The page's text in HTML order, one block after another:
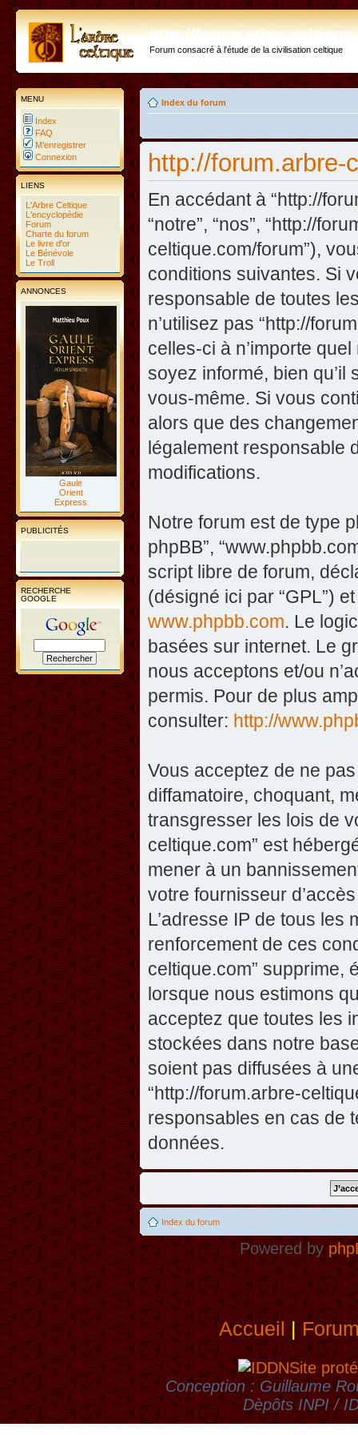
http://forum.arbre-
Forum consacré à l'étude de la civilisation celtique
MENU
Index
FAQ
M’enregistrer
Connexion
LIENS
L'Arbre Celtique
L'encyclopédie
Forum
Charte du forum
Le livre d'or
Le Bénévole
Le Troll
ANNONCES
Gaule
Orient
Express
PUBLICITÉS
RECHERCHE
GOOGLE
Index du forum
http://forum.arbre-
En accédant à “http://
“notre”, “nos”, “http://
celtique.com/forum”),
conditions suivantes. Si
responsable de toutes
n’utilisez pas “http://
celles-ci à n’importe
soyez informé, bien
vous-même. Si vous
alors que des
légalement responsable
modifications.
Notre forum est de type
phpBB”,
script libre de forum,
(désigné ici par “GPL”)
www.phpbb.com. Le
basées sur internet. Le
nous acceptons et/ou
permis. Pour de plus
consulter: http://
Vous acceptez de ne
diffamatoire, choquant,
transgresser les lois de
celtique.com” est
mener à un
votre fournisseur
L’adresse IP de tous
renforcement de ces
celtique.com” supprime,
lorsque nous estimons
acceptez que toutes les
stockées dans notre
soient pas diffusées à
“http://forum.arbre-
responsables en cas de
données.
Index du forum
Powered by
Accueil|
Site
Conception : Guillaume
Dèpôts INPI /